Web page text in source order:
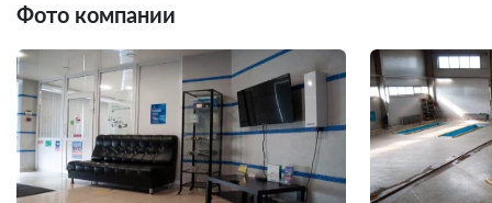
Фото компании